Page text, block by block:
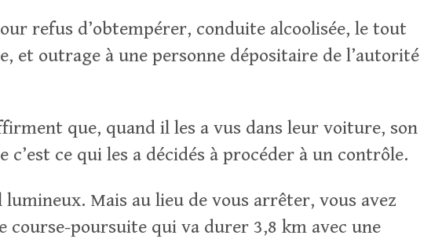
refus d’obtempérer, conduite alcoolisée, le tout
et outrage à une personne dépositaire de l’autorité
que, quand il les a vus dans leur voiture, son
c’est ce qui les a décidés à procéder à un contrôle.
Mais au lieu de vous arrêter, vous avez
course-poursuite qui va durer 3,8 km avec une